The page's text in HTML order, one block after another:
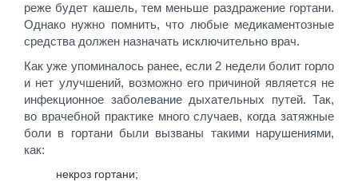
реже будет кашель, тем меньше раздражение гортани.
Однако нужно помнить, что любые медикаментозные
средства должен назначать исключительно врач.
Как уже упоминалось ранее, если 2 недели болит горло
и нет улучшений, возможно его причиной является не
инфекционное заболевание дыхательных путей. Так,
во врачебной практике много случаев, когда затяжные
боли в гортани были вызваны такими нарушениями,
как:
некроз гортани;